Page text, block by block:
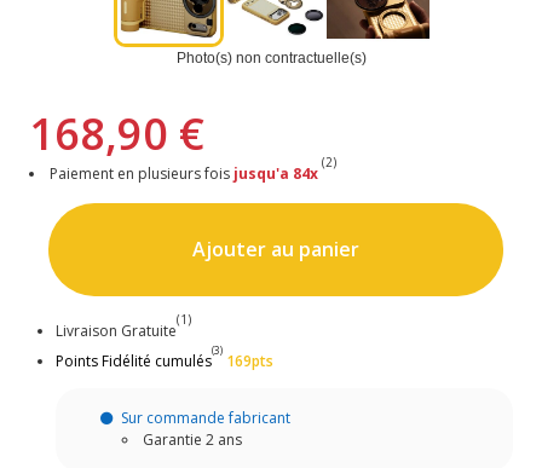
Photo(s) non contractuelle(s)
168,90 €
Paiement en plusieurs fois jusqu'a 84x
(2)
Ajouter au panier
Livraison Gratuite
(1)
Points Fidélité cumulés
(3)
169pts
Sur commande fabricant
Garantie 2 ans